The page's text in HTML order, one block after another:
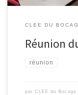
CLEE DU
Réunion
réunion
par CLEE du Bocage